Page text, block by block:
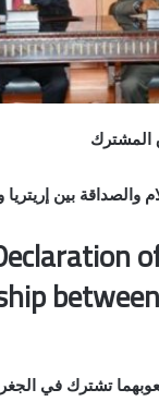
المشترك
بين إريتريا
تشترك في